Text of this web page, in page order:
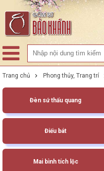
Trang chủ Phong thủy, Trang trí
Đèn sứ thấu quang
Điếu bát
Mai bình tích lộc